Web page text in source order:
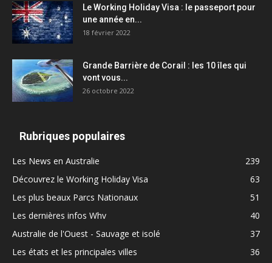
Le Working Holiday Visa : le passeport pour
une année en...
18 février 2022
Grande Barrière de Corail : les 10 îles qui
vont vous...
26 octobre 2022
Rubriques populaires
Les News en Australie
239
Découvrez le Working Holiday Visa
63
Les plus beaux Parcs Nationaux
51
Les dernières infos Whv
40
Australie de l'Ouest - Sauvage et isolé
37
Les états et les principales villes
36